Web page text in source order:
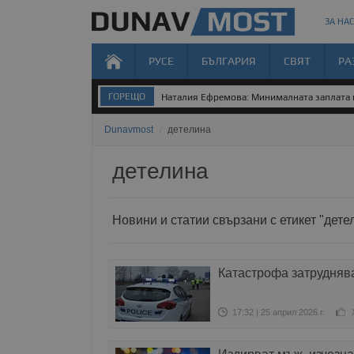
ЗА НАС
РУСЕ БЪЛГАРИЯ СВЯТ
ГОРЕЩО Наталия Ефремова: Минималната заплата
Dunavmost детелина
детелина
Новини и статии свързани с етикет
Катастрофа
17:32 | 25 април 2026 г.